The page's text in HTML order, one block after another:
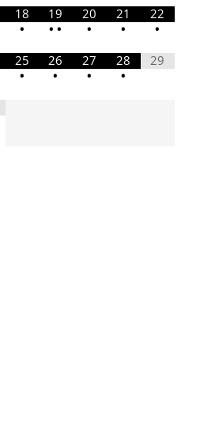
18
•
19
• •
20
•
21
•
22
•
25
•
26
•
27
•
28
•
29